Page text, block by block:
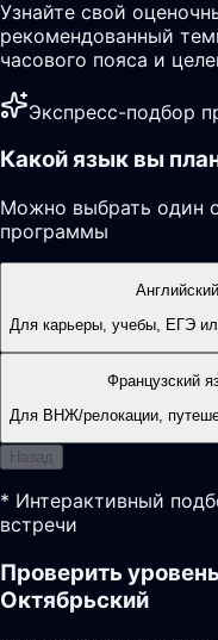
Узнайте свой
рекомендованный
часового пояса и
Экспресс-подбор
Какой язык вы
Можно выбрать один
программы
Для карьеры, учебы, ЕГЭ
Французский
Для ВНЖ/релокации,
Назад
* Интерактивный
встречи
Проверить
Октябрьский